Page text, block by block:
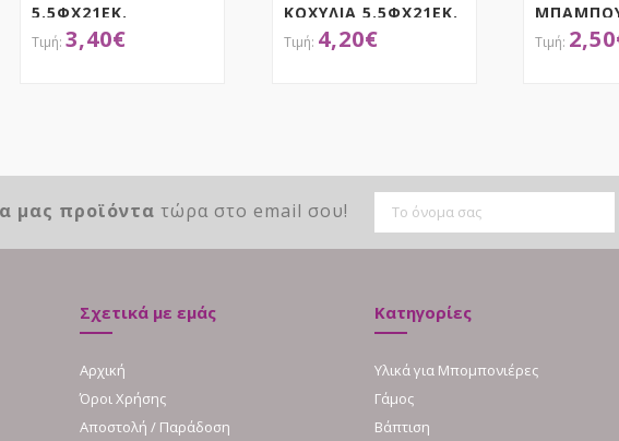
5.5ΦΧ21ΕΚ.
3,40€
ΚΟΧΥΛΙΑ 5.5ΦΧ21ΕΚ.
4,20€ 2,50
μας προϊόντα τώρα στο email σου!
Σχετικά με εμάς
Αρχική
Όροι Χρήσης
Αποστολή / Παράδοση
Κατηγορίες
Υλικά για Μπομπονιέρες
Γάμος
Βάπτιση